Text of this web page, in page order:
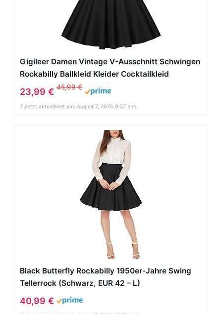
Gigileer Damen Vintage V-Ausschnitt Schwingen
Rockabilly Ballkleid Kleider Cocktailkleid
Schwarz XL
23,99 € 45,99 €
Zuletzt aktualisiert am: August 7, 2026 9:57 a.m.
Black Butterfly Rockabilly 1950er-Jahre Swing
Tellerrock (Schwarz, EUR 42 – L)
40,99 €